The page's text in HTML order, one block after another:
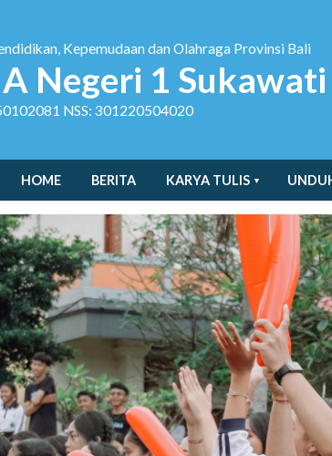
Kepemudaan dan Olahraga Provinsi Bali
Negeri 1 Sukawati
NSS: 301220504020
HOME BERITA KARYA TULIS